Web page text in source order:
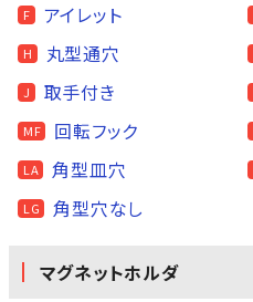
F アイレット
H 丸型通穴
J 取手付き
MF 回転フック
LA 角型皿穴
LG 角型穴なし
マグネットホルダ